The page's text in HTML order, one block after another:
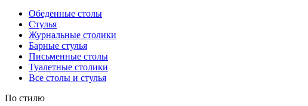
Обеденные столы
Стулья
Журнальные столики
Барные стулья
Письменные столы
Туалетные столики